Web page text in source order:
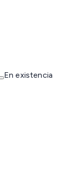
En existencia